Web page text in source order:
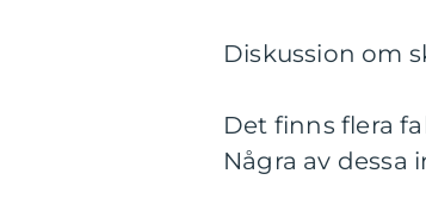
Diskussion om
Det finns flera
Några av dessa